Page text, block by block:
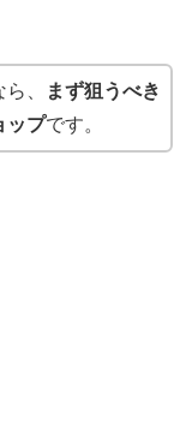
、
まず狙うべき
ップです。